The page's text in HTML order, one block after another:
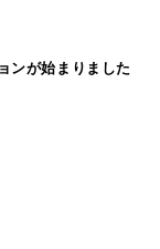
ンが始まりました